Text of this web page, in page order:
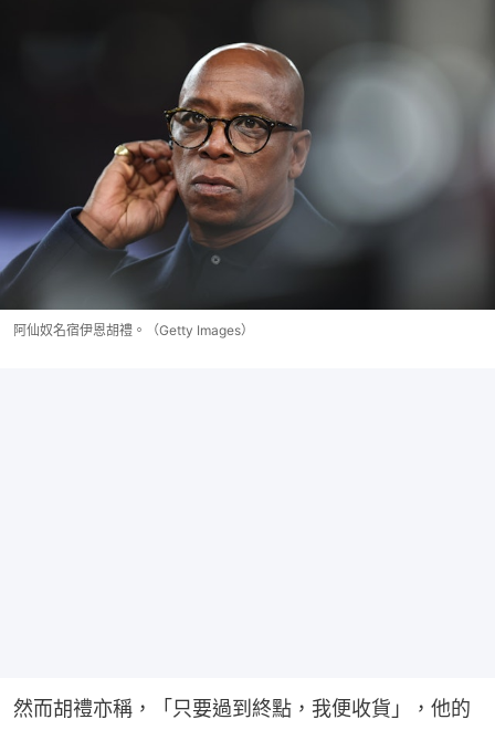
阿仙奴名宿伊恩胡禮。（Getty Images）
然而胡禮亦稱，「只要過到終點，我便收貨」，他的